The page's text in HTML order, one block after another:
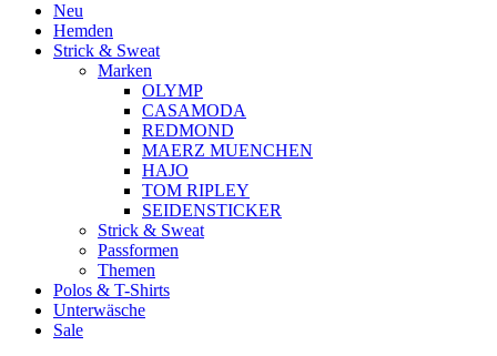
Neu
Hemden
Strick & Sweat
Marken
OLYMP
CASAMODA
REDMOND
MAERZ MUENCHEN
HAJO
TOM RIPLEY
SEIDENSTICKER
Strick & Sweat
Passformen
Themen
Polos & T-Shirts
Unterwäsche
Sale